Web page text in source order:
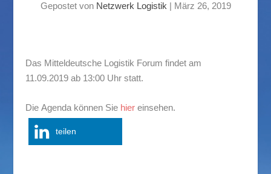
Gepostet von Netzwerk Logistik | März 26, 2019
Das Mitteldeutsche Logistik Forum findet am
11.09.2019 ab 13:00 Uhr statt.
Die Agenda können Sie hier einsehen.
teilen